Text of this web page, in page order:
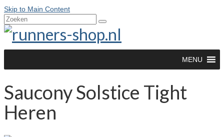
Skip to Main Content
Zoeken
naar:
MENU
Saucony Solstice Tight
Heren